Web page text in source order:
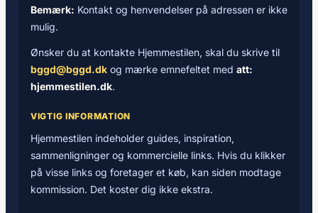
Bemærk: Kontakt og henvendelser på adressen er ikke
mulig.
Ønsker du at kontakte Hjemmestilen, skal du skrive til
bggd@bggd.dk og mærke emnefeltet med att:
hjemmestilen.dk.
VIGTIG INFORMATION
Hjemmestilen indeholder guides, inspiration,
sammenligninger og kommercielle links. Hvis du klikker
på visse links og foretager et køb, kan siden modtage
kommission. Det koster dig ikke ekstra.